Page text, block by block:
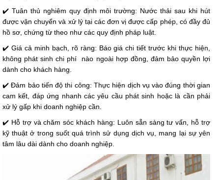
✔️ Tuân thủ nghiêm quy định môi trường: Nước thải sau khi hút
được vận chuyển và xử lý tại các đơn vị được cấp phép, có đầy đủ
hồ sơ, chứng từ theo như các quy định pháp luật.
✔️ Giá cả minh bạch, rõ ràng: Báo giá chi tiết trước khi thực hiện,
không phát sinh chi phí nào ngoài hợp đồng, đảm bảo quyền lợi
dành cho khách hàng.
✔️ Đảm bảo tiến độ thi công: Thực hiện dịch vụ vào đúng thời gian
cam kết, đáp ứng nhanh các yêu cầu phát sinh hoặc là cần phải
xử lý gấp khi doanh nghiệp cần.
✔️ Hỗ trợ và chăm sóc khách hàng: Luôn sẵn sàng tư vấn, hỗ trợ
kỹ thuật ở trong suốt quá trình sử dụng dịch vụ, mang lại sự yên
tâm lâu dài dành cho doanh nghiệp.